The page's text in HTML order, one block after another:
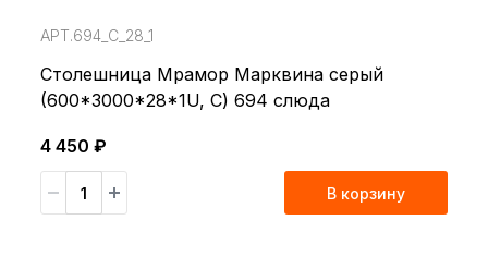
АРТ.694_С_28_1
Столешница Мрамор Марквина серый
(600*3000*28*1U, С) 694 слюда
4 450 ₽
В корзину